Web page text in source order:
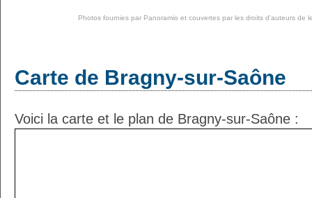
Photos fournies par Panoramio et couvertes par les droits d'auteurs de
Carte de Bragny-sur-Saône
Voici la carte et le plan de Bragny-sur-Saône :